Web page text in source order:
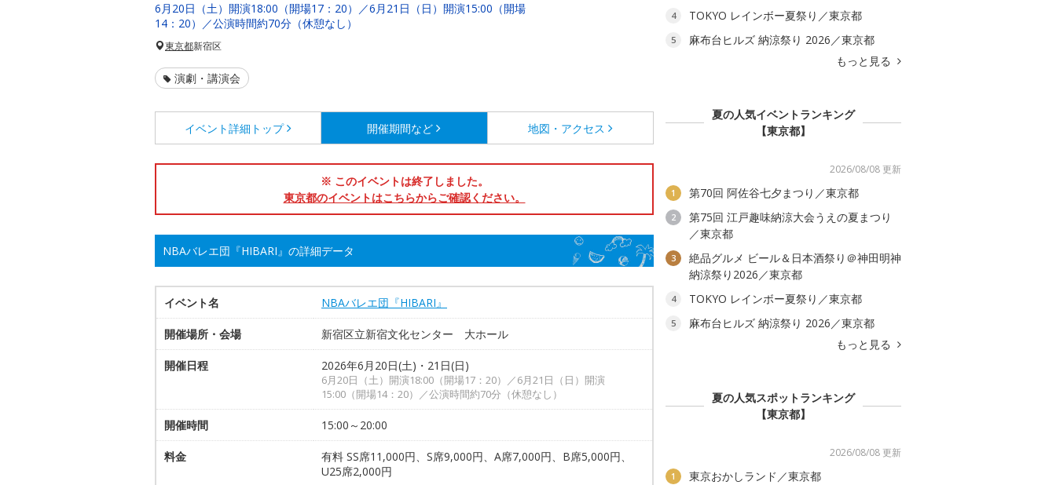
6月20日（土）開演18:00（開場17：20）／6月21日（日）開演15:00（開場
14：20）／公演時間約70分（休憩なし）
東京都新宿区
演劇・講演会
イベント詳細 トップ 開催期間など 地図・アクセス
※ このイベントは終了しました。
東京都のイベントはこちらからご確認ください。
NBAバレエ団『HIBARI』の詳細データ
イベント名 NBAバレエ団『HIBARI』
開催場所・会場 新宿区立新宿文化センター 大ホール
開催日程 2026年6月20日(土)・21日(日)
6月20日（土）開演18:00（開場17：20）／6月21日（日）開演
15:00（開場14：20）／公演時間約70分（休憩なし）
開催時間 15:00～20:00
料金
有料 SS席11,000円、S席9,000円、A席7,000円、B席5,000円、
U25席2,000円
4 TOKYO レインボー夏祭り／東京都
5
麻布台ヒルズ 納涼祭り 2026／東京都
もっと見る
夏の人気イベントランキング
【東京都】
2026/08/08 更新
1 第70回 阿佐谷七夕まつり／東京都
2
第75回 江戸趣味納涼大会うえの夏まつり
／東京都
3
絶品グルメ ビール＆日本酒祭り＠神田明神
納涼祭り2026／東京都
4 TOKYO レインボー夏祭り／東京都
5
麻布台ヒルズ 納涼祭り 2026／東京都
もっと見る
夏の人気スポットランキング
【東京都】
2026/08/08 更新
1 東京おかしランド／東京都